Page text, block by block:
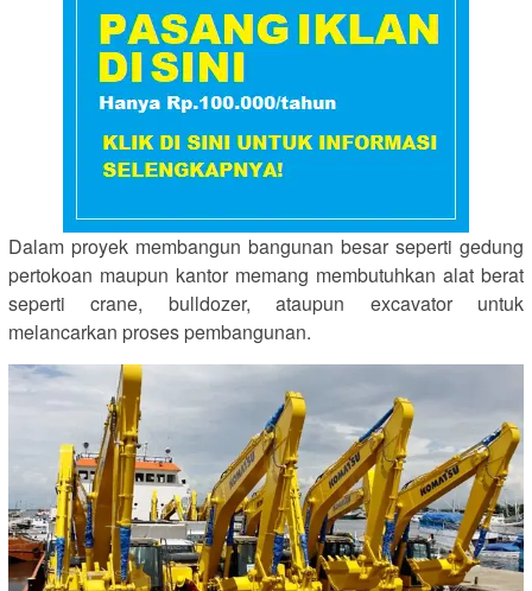
Dalam proyek membangun bangunan besar seperti gedung
pertokoan maupun kantor memang membutuhkan alat berat
seperti crane, bulldozer, ataupun excavator untuk
melancarkan proses pembangunan.